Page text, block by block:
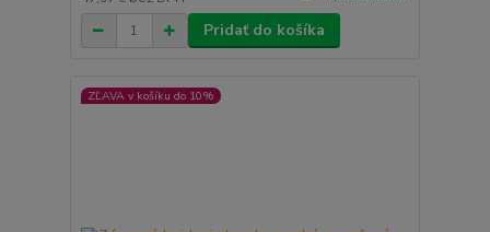
Pridať do košíka
ZĽAVA v košíku do 10%